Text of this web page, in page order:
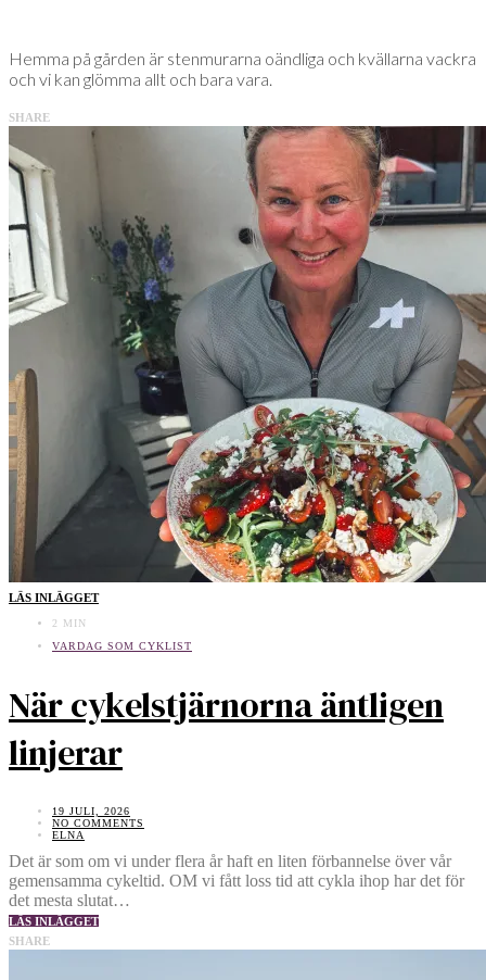
Hemma på gården är stenmurarna oändliga och kvällarna vackra
och vi kan glömma allt och bara vara.
SHARE
LÄS INLÄGGET
2 MIN
VARDAG SOM CYKLIST
När cykelstjärnorna äntligen
linjerar
19 JULI, 2026
NO COMMENTS
ELNA
Det är som om vi under flera år haft en liten förbannelse över vår
gemensamma cykeltid. OM vi fått loss tid att cykla ihop har det för
det mesta slutat…
LÄS INLÄGGET
SHARE